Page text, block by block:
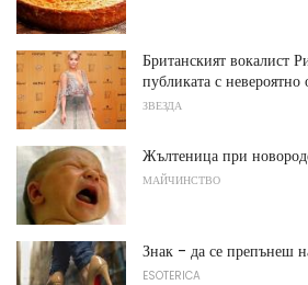
Британският вокалист
публиката с невероятно
ЗВЕЗДА
Жълтеница при
МАЙЧИНСТВО
Знак - да се препънеш
ESOTERICA